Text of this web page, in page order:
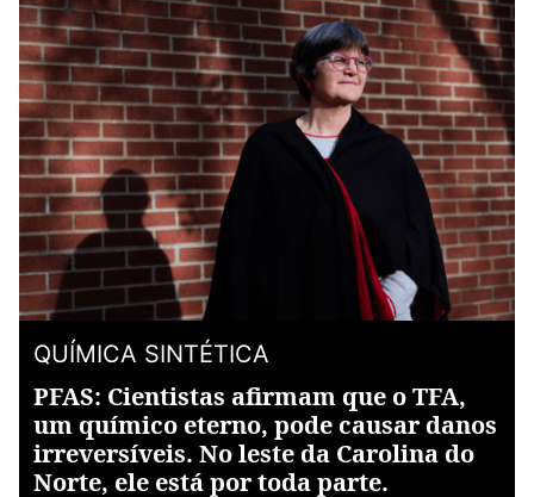
QUÍMICA SINTÉTICA
PFAS: Cientistas afirmam que o TFA,
um químico eterno, pode causar danos
irreversíveis. No leste da Carolina do
Norte, ele está por toda parte.